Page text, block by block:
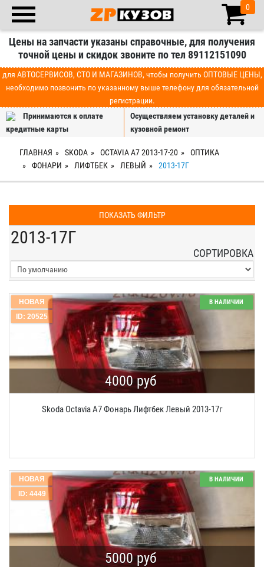
0
Цены на запчасти указаны справочные, для получения
точной цены и скидок звоните по тел 89112151090
для АВТОСЕРВИСОВ, СТО И МАГАЗИНОВ, чтобы получить ОПТОВЫЕ ЦЕНЫ,
необходимо позвонить по указанному выше телефону для обязательной
регистрации.
Принимаются к оплате
кредитные карты
Осуществляем установку деталей и
кузовной ремонт
ГЛАВНАЯ SKODA OCTAVIA A7 2013-17-20
ОПТИКА
ФОНАРИ
ЛИФТБЕК ЛЕВЫЙ 2013-17Г
ПОКАЗАТЬ ФИЛЬТР
2013-17Г
СОРТИРОВКА
Skoda Octavia A7 Фонарь Лифтбек Левый 2013-17г
ID: 20525
НОВАЯ
4000 руб
В НАЛИЧИИ
ID: 4449
НОВАЯ
5000 руб
В НАЛИЧИИ